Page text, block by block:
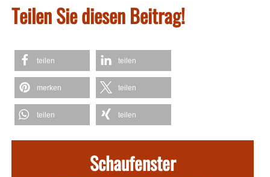
Teilen Sie diesen Beitrag!
teilen teilen
merken teilen
teilen teilen
Schaufenster